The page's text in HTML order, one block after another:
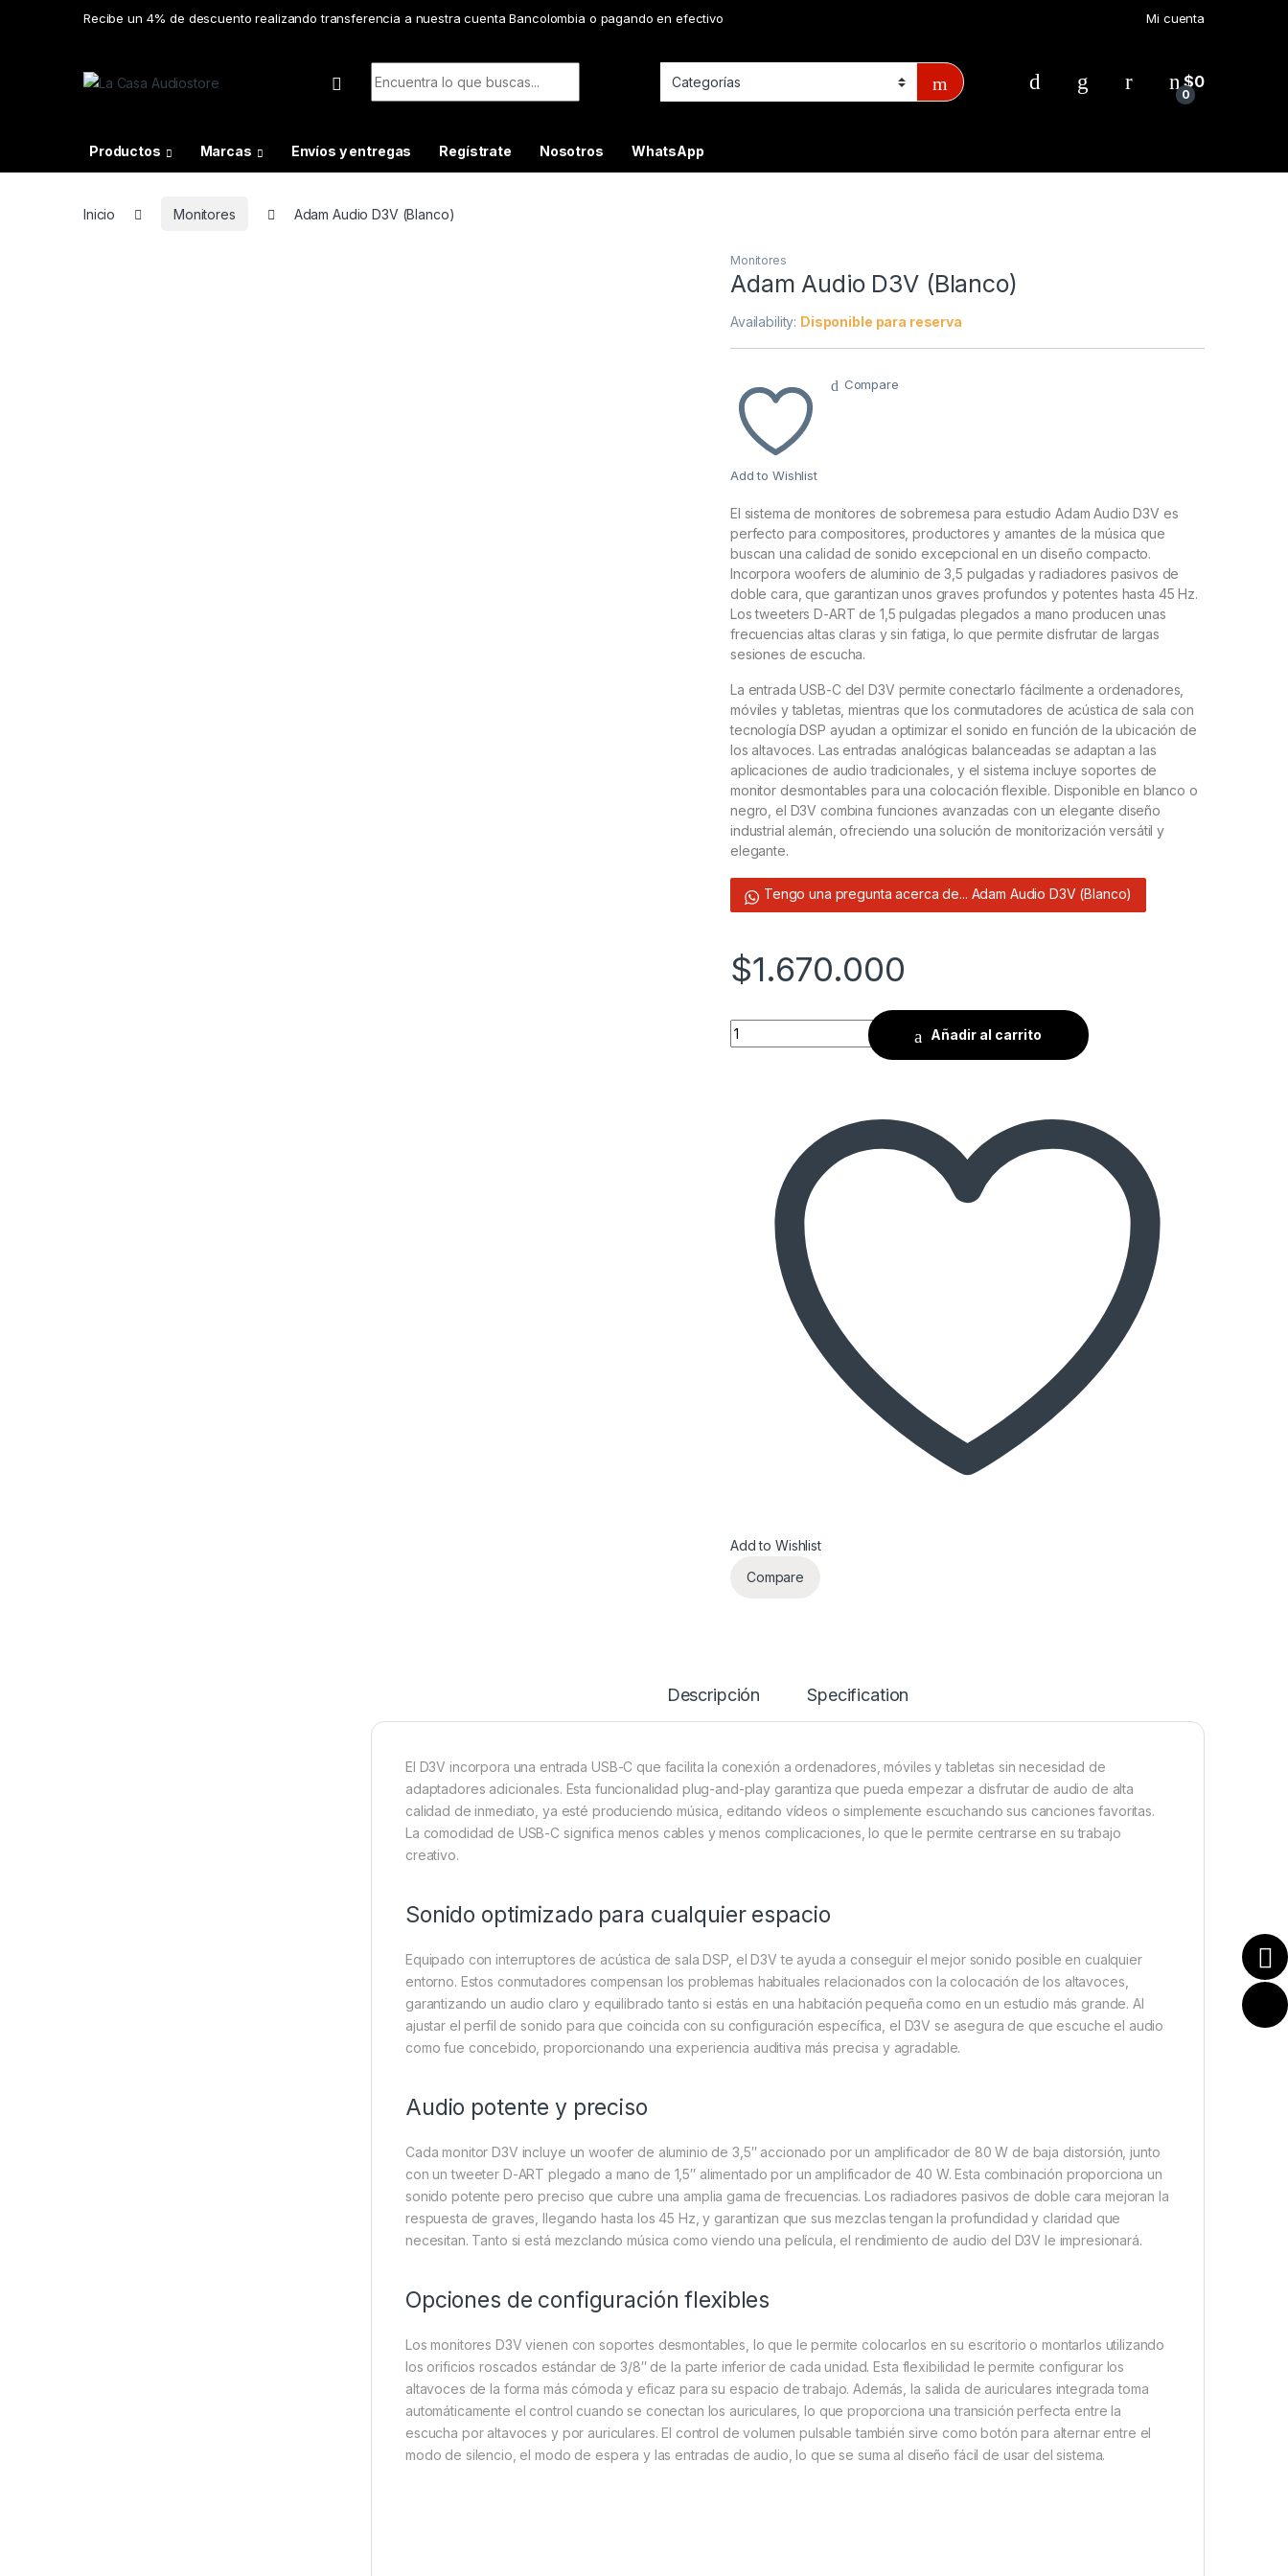
Recibe un 4% de descuento realizando transferencia a nuestra cuenta Bancolombia o pagando en efectivo Mi cuenta
0
$0
Productos Marcas Envíos y entregas Regístrate Nosotros WhatsApp
Inicio Monitores Adam Audio D3V (Blanco)
Monitores
Adam Audio D3V (Blanco)
Availability: Disponible para reserva
Add to Wishlist
Compare
El sistema de monitores de sobremesa para estudio Adam Audio D3V es
perfecto para compositores, productores y amantes de la música que
buscan una calidad de sonido excepcional en un diseño compacto.
Incorpora woofers de aluminio de 3,5 pulgadas y radiadores pasivos de
doble cara, que garantizan unos graves profundos y potentes hasta 45 Hz.
Los tweeters D-ART de 1,5 pulgadas plegados a mano producen unas
frecuencias altas claras y sin fatiga, lo que permite disfrutar de largas
sesiones de escucha.
La entrada USB-C del D3V permite conectarlo fácilmente a ordenadores,
móviles y tabletas, mientras que los conmutadores de acústica de sala con
tecnología DSP ayudan a optimizar el sonido en función de la ubicación de
los altavoces. Las entradas analógicas balanceadas se adaptan a las
aplicaciones de audio tradicionales, y el sistema incluye soportes de
monitor desmontables para una colocación flexible. Disponible en blanco o
negro, el D3V combina funciones avanzadas con un elegante diseño
industrial alemán, ofreciendo una solución de monitorización versátil y
elegante.
Tengo una pregunta acerca de... Adam Audio D3V (Blanco)
$1.670.000
Quantity
Añadir al carrito
Add to Wishlist
Compare
Descripción Specification
El D3V incorpora una entrada USB-C que facilita la conexión a ordenadores, móviles y tabletas sin necesidad de
adaptadores adicionales. Esta funcionalidad plug-and-play garantiza que pueda empezar a disfrutar de audio de alta
calidad de inmediato, ya esté produciendo música, editando vídeos o simplemente escuchando sus canciones favoritas.
La comodidad de USB-C significa menos cables y menos complicaciones, lo que le permite centrarse en su trabajo
creativo.
Sonido optimizado para cualquier espacio
Equipado con interruptores de acústica de sala DSP, el D3V te ayuda a conseguir el mejor sonido posible en cualquier
entorno. Estos conmutadores compensan los problemas habituales relacionados con la colocación de los altavoces,
garantizando un audio claro y equilibrado tanto si estás en una habitación pequeña como en un estudio más grande. Al
ajustar el perfil de sonido para que coincida con su configuración específica, el D3V se asegura de que escuche el audio
como fue concebido, proporcionando una experiencia auditiva más precisa y agradable.
Audio potente y preciso
Cada monitor D3V incluye un woofer de aluminio de 3,5″ accionado por un amplificador de 80 W de baja distorsión, junto
con un tweeter D-ART plegado a mano de 1,5″ alimentado por un amplificador de 40 W. Esta combinación proporciona un
sonido potente pero preciso que cubre una amplia gama de frecuencias. Los radiadores pasivos de doble cara mejoran la
respuesta de graves, llegando hasta los 45 Hz, y garantizan que sus mezclas tengan la profundidad y claridad que
necesitan. Tanto si está mezclando música como viendo una película, el rendimiento de audio del D3V le impresionará.
Opciones de configuración flexibles
Los monitores D3V vienen con soportes desmontables, lo que le permite colocarlos en su escritorio o montarlos utilizando
los orificios roscados estándar de 3/8″ de la parte inferior de cada unidad. Esta flexibilidad le permite configurar los
altavoces de la forma más cómoda y eficaz para su espacio de trabajo. Además, la salida de auriculares integrada toma
automáticamente el control cuando se conectan los auriculares, lo que proporciona una transición perfecta entre la
escucha por altavoces y por auriculares. El control de volumen pulsable también sirve como botón para alternar entre el
modo de silencio, el modo de espera y las entradas de audio, lo que se suma al diseño fácil de usar del sistema.